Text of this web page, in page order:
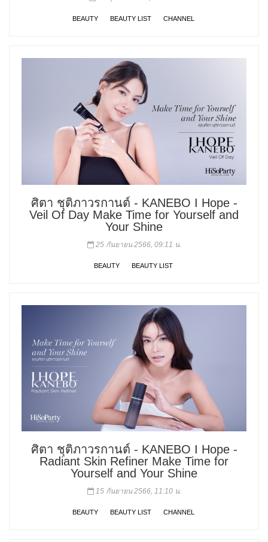
BEAUTY BEAUTY LIST CHANNEL
ศิตา ชุติภาวรกานต์ - KANEBO I Hope -
Veil Of Day Make Time for Yourself and
Your Shine
25 กันยายน 2566, 09:11 น.
BEAUTY BEAUTY LIST
ศิตา ชุติภาวรกานต์ - KANEBO I Hope -
Radiant Skin Refiner Make Time for
Yourself and Your Shine
15 กันยายน 2566, 11:10 น.
BEAUTY BEAUTY LIST CHANNEL